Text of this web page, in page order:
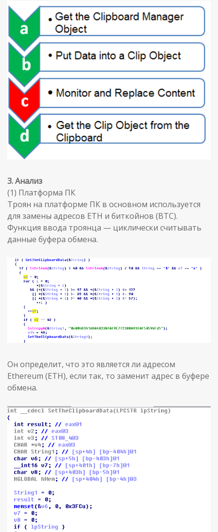
3. Анализ
(1) Платформа ПК
Троян на платформе ПК в основном используется
для замены адресов ETH и биткойнов (BTC).
Функция ввода троянца — циклически считывать
данные буфера обмена.
Он определит, что это является ли адресом
Ethereum (ETH), если так, то заменит адрес в буфере
обмена.